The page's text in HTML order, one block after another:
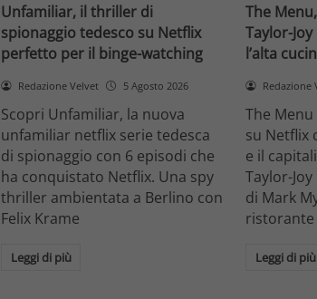
Unfamiliar, il thriller di
spionaggio tedesco su Netflix
perfetto per il binge-watching
Redazione Velvet 5 Agosto 2026
Scopri Unfamiliar, la nuova
unfamiliar netflix serie tedesca
di spionaggio con 6 episodi che
ha conquistato Netflix. Una spy
thriller ambientata a Berlino con
Felix Krame
Leggi di più
The
Taylor-
l’alta
Redazione
The
su Netflix
e il
Taylor-
di Mark
ristorante
Leggi di più